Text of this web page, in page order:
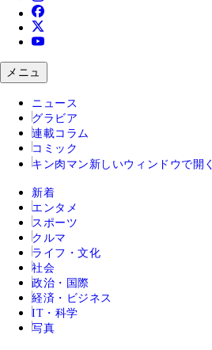
メニュ
ニュース
グラビア
連載コラム
コミック
キン肉マン 新しいウィンドウで開く
新着
エンタメ
スポーツ
クルマ
ライフ・文化
社会
政治・国際
経済・ビジネス
IT・科学
写真